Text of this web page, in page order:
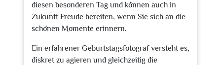
diesen besonderen Tag und können auch in
Zukunft Freude bereiten, wenn Sie sich an die
schönen Momente erinnern.
Ein erfahrener Geburtstagsfotograf versteht es,
diskret zu agieren und gleichzeitig die